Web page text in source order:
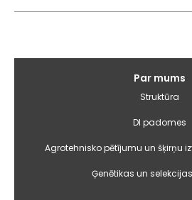
Par mums
Struktūra
DI padomes
Agrotehnisko pētījumu un šķirņu
Ģenētikas un